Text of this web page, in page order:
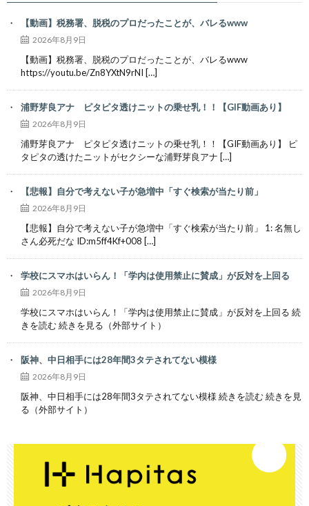
【動画】税務署、脱税のプロだったことが、バレるwww
2026年8月9日
【動画】税務署、脱税のプロだったことが、バレるwww
https://youtu.be/Zn8YXtN9rNI […]
浦野芽良アナ ピタピタ透けニットの乗せ乳！！【GIF動画あり】
2026年8月9日
浦野芽良アナ ピタピタ透けニットの乗せ乳！！【GIF動画あり】 ピ
タピタの透けたニットがセクシーな浦野芽良アナ […]
【悲報】自分で考えない子が急増中「すぐ検索が当たり前」
2026年8月9日
【悲報】自分で考えない子が急増中「すぐ検索が当たり前」 1: 名無し
さん必死だな ID:m5ff4Kf+008 […]
学校にスマホはいらん！「学内は使用禁止に賛成」が反対を上回る
2026年8月9日
学校にスマホはいらん！「学内は使用禁止に賛成」が反対を上回る 続
きを読む 続きを見る（外部サイト）
阪神、中日相手には28年間3タテされてない模様
2026年8月9日
阪神、中日相手には28年間3タテされてない模様 続きを読む 続きを見
る（外部サイト）